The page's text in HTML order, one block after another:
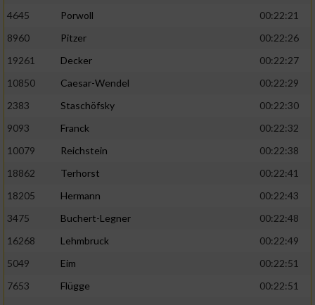
4645
Porwoll
00:22:21
8960
Pitzer
00:22:26
19261
Decker
00:22:27
10850
Caesar-Wendel
00:22:29
2383
Staschöfsky
00:22:30
9093
Franck
00:22:32
10079
Reichstein
00:22:38
18862
Terhorst
00:22:41
18205
Hermann
00:22:43
3475
Buchert-Legner
00:22:48
16268
Lehmbruck
00:22:49
5049
Eim
00:22:51
7653
Flügge
00:22:51